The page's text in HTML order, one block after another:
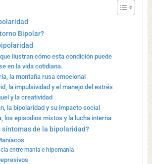
Bipolar?
ilustran cómo esta condición puede
en la vida cotidiana.
la montaña rusa emocional
la impulsividad y el manejo del estrés
y la creatividad
la bipolaridad y su impacto social
los episodios mixtos y la lucha interna
síntomas de la bipolaridad?
entre manía e hipomanía